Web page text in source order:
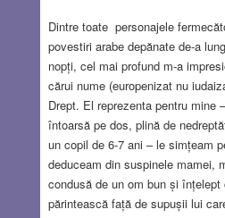
Dintre toate personajele
povestiri arabe depănate de-a
nopți, cel mai profund m-a
cărui nume (europenizat nu
Drept. El reprezenta pentru mine
întoarsă pe dos, plină de
un copil de 6-7 ani – le simțeam
deduceam din suspinele mamei,
condusă de un om bun și înțelept
părintească față de supușii lui